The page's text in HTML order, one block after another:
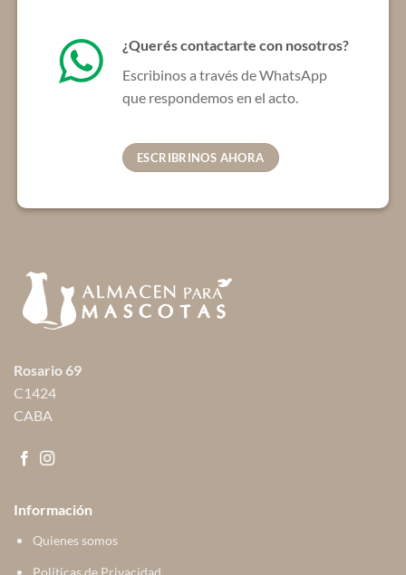
¿Querés contactarte con nosotros?
Escribinos a través de WhatsApp
que respondemos en el acto.
ESCRIBRINOS AHORA
Rosario 69
C1424
CABA
Información
Quienes somos
Políticas de Privacidad